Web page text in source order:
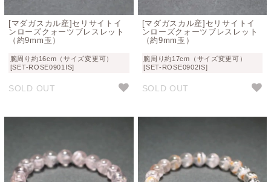
[マダガスカル産]セリサイトイ
ンローズクォーツブレスレット
（約9mm玉）
腕周り約16cm（サイズ変更可）
[SET-ROSE0901IS]
SOLD OUT
[マダガスカル産]セリサイトイ
ンローズクォーツブレスレット
（約9mm玉）
腕周り約17cm（サイズ変更可）
[SET-ROSE0902IS]
SOLD OUT